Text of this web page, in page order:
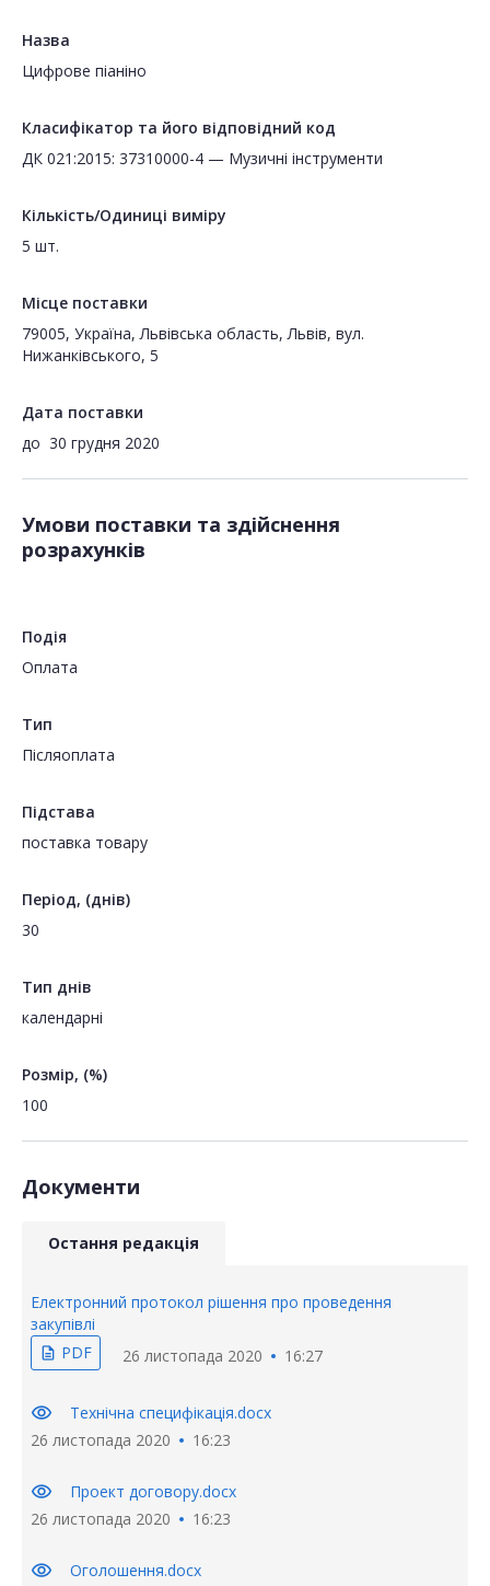
Назва
Цифрове піаніно
Класифікатор та його відповідний код
ДК 021:2015: 37310000-4 — Музичні інструменти
Кількість/Одиниці виміру
5 шт.
Місце поставки
79005, Україна, Львівська область, Львів, вул.
Нижанківського, 5
Дата поставки
до 30 грудня 2020
Умови поставки та здійснення
розрахунків
Подія
Оплата
Тип
Пiсляоплата
Підстава
поставка товару
Період, (днів)
30
Тип днів
календарні
Розмір, (%)
100
Документи
Остання редакція
Електронний протокол рішення про проведення
закупівлі
description PDF 26 листопада 2020 16:27
visibility
Технічна специфікація.docx
26 листопада 2020
16:23
visibility
Проект договору.docx
26 листопада 2020
16:23
visibility
Оголошення.docx